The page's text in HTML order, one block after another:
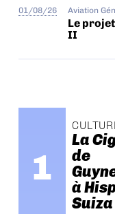
01/08/26 Aviation
Le
II
La
de
à
Suiza